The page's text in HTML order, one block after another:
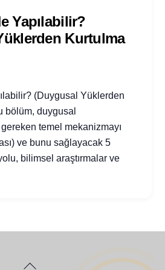
Yapılabilir?
Kurtulma
(Duygusal Yüklerden
bölüm, duygusal
temel mekanizmayı
ve bunu sağlayacak 5
bilimsel araştırmalar ve
Back